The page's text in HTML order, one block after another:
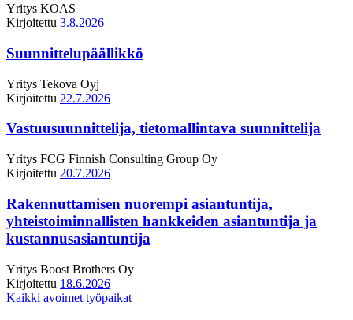
Yritys KOAS
Kirjoitettu 3.8.2026
Suunnittelupäällikkö
Yritys Tekova Oyj
Kirjoitettu 22.7.2026
Vastuusuunnittelija, tietomallintava suunnittelija
Yritys FCG Finnish Consulting Group Oy
Kirjoitettu 20.7.2026
Rakennuttamisen nuorempi asiantuntija,
yhteistoiminnallisten hankkeiden asiantuntija ja
kustannusasiantuntija
Yritys Boost Brothers Oy
Kirjoitettu 18.6.2026
Kaikki avoimet työpaikat